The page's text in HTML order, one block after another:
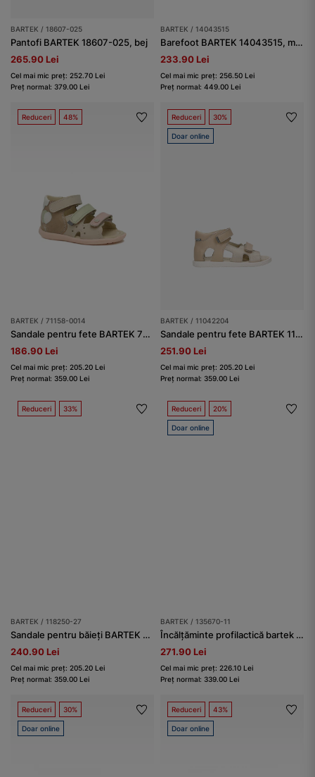
BARTEK / 18607-025
Pantofi BARTEK 18607-025, bej
265.90 Lei
Cel mai mic preț: 252.70 Lei
Preț normal: 379.00 Lei
BARTEK / 14043515
Barefoot BARTEK 14043515, maro-bej
233.90 Lei
Cel mai mic preț: 256.50 Lei
Preț normal: 449.00 Lei
Reduceri 48%
BARTEK / 71158-0014
Sandale pentru fete BARTEK 71158-0014, maro-deschis
186.90 Lei
Cel mai mic preț: 205.20 Lei
Preț normal: 359.00 Lei
Reduceri 30%
Doar online
BARTEK / 11042204
Sandale pentru fete BARTEK 11042204, bej-auriu
251.90 Lei
Cel mai mic preț: 205.20 Lei
Preț normal: 359.00 Lei
Reduceri 33%
BARTEK / 118250-27
Sandale pentru băieți BARTEK 118250-27, bej
240.90 Lei
Cel mai mic preț: 205.20 Lei
Preț normal: 359.00 Lei
Reduceri 20%
Doar online
BARTEK / 135670-11
Încălțăminte profilactică bartek baby BARTEK 135670-11, bej
271.90 Lei
Cel mai mic preț: 226.10 Lei
Preț normal: 339.00 Lei
Reduceri 30%
Doar online
Reduceri 43%
Doar online